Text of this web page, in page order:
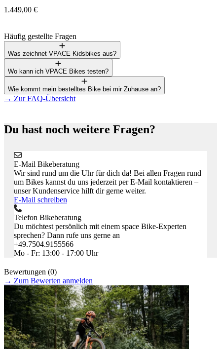
1.449,00 €
Häufig gestellte Fragen
Was zeichnet VPACE Kidsbikes aus?
Wo kann ich VPACE Bikes testen?
Wie kommt mein bestelltes Bike bei mir Zuhause an?
→ Zur FAQ-Übersicht
Du hast noch weitere Fragen?
E-Mail Bikeberatung
Wir sind rund um die Uhr für dich da! Bei allen Fragen rund
um Bikes kannst du uns jederzeit per E-Mail kontaktieren –
unser Kundenservice hilft dir gerne weiter.
E-Mail schreiben
Telefon Bikeberatung
Du möchtest persönlich mit einem space Bike-Experten
sprechen? Dann rufe uns gerne an
+49.7504.9155566
Mo - Fr: 13:00 - 17:00 Uhr
Bewertungen (0)
→ Zum Bewerten anmelden